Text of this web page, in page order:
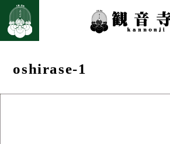
oshirase-1